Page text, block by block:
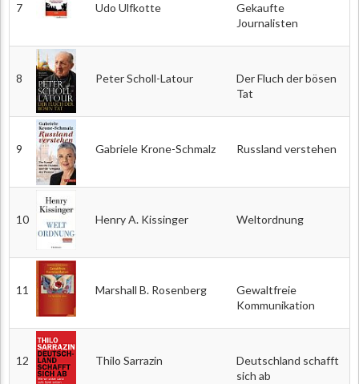
7 Udo Ulfkotte
Gekaufte
Journalisten
8 Peter Scholl-Latour
Der Fluch der bösen
Tat
9 Gabriele Krone-Schmalz Russland verstehen
10 Henry A. Kissinger Weltordnung
11 Marshall B. Rosenberg
Gewaltfreie
Kommunikation
12 Thilo Sarrazin
Deutschland schafft
sich ab